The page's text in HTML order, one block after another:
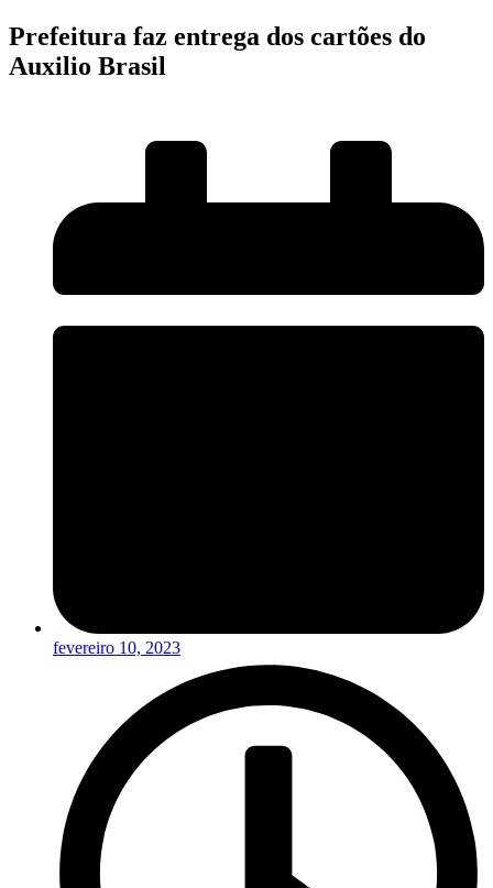
Prefeitura faz entrega dos cartões do
Auxilio Brasil
fevereiro 10, 2023